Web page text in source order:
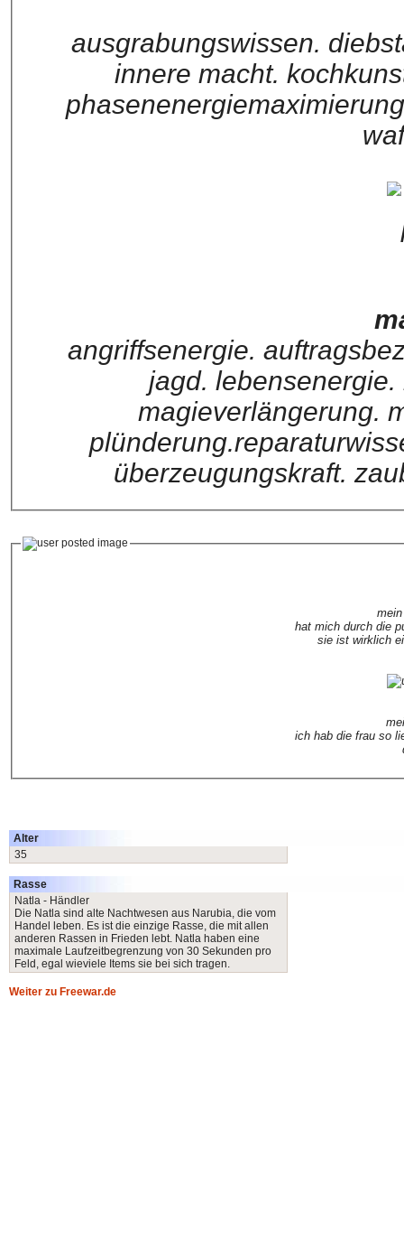
ausgrabungswissen.
innere macht.
angriffsenergie.
jagd.
magieverlängerung.
überzeugungskraft.
hat mich durch die
sie ist wirklich
ich hab die frau so
Alter
35
Rasse
Natla - Händler
Die Natla sind alte Nachtwesen aus Narubia, die vom
Handel leben. Es ist die einzige Rasse, die mit allen
anderen Rassen in Frieden lebt. Natla haben eine
maximale Laufzeitbegrenzung von 30 Sekunden pro
Feld, egal wieviele Items sie bei sich tragen.
Weiter zu Freewar.de